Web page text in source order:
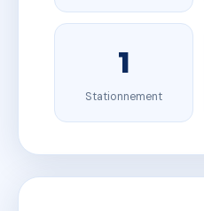
1
Stationnement